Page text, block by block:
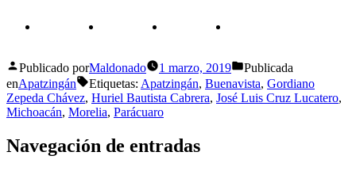
Publicado porMaldonado 1 marzo, 2019
Publicada
enApatzingán Etiquetas: Apatzingán, Buenavista, Gordiano
Zepeda Chávez, Huriel Bautista Cabrera, José Luis Cruz Lucatero,
Michoacán, Morelia, Parácuaro
Navegación de entradas